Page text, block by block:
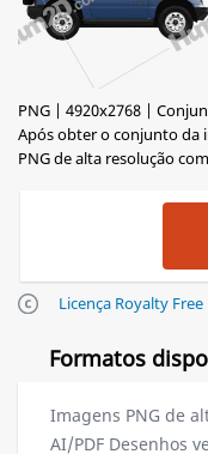
PNG | 4920x2768 |
Após obter o conjunto da
PNG de alta resolução
Licença Royalty Free
Formatos
Imagens PNG de
AI/PDF Desenhos